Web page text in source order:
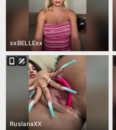
xxBELLExx
RuslanaXX